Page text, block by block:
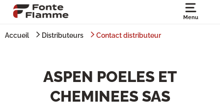
Menu
Accueil Distributeurs Contact distributeur
ASPEN POELES ET
CHEMINEES SAS